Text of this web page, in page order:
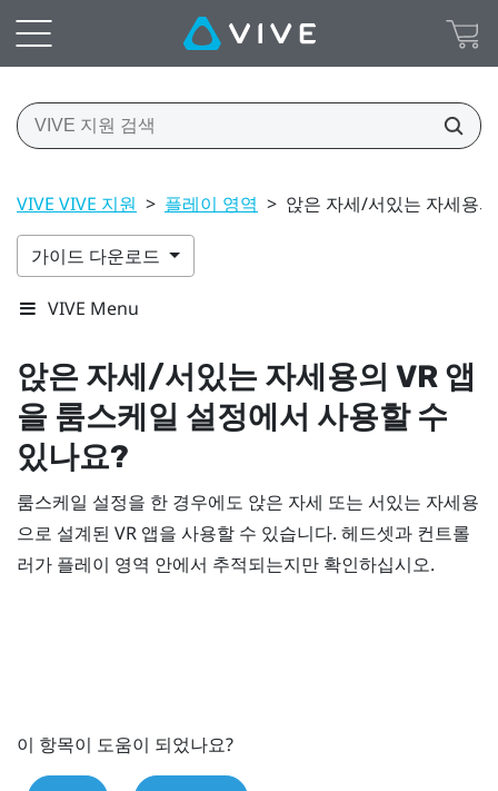
VIVE VIVE 지원 > 플레이 영역 > 앉은 자세/서있는 자세용
가이드 다운로드
VIVE Menu
앉은 자세/서있는 자세용의 VR 앱
을 룸스케일 설정에서 사용할 수
있나요?
룸스케일 설정을 한 경우에도 앉은 자세 또는 서있는 자세용
으로 설계된 VR 앱을 사용할 수 있습니다. 헤드셋과 컨트롤
러가 플레이 영역 안에서 추적되는지만 확인하십시오.
이 항목이 도움이 되었나요?